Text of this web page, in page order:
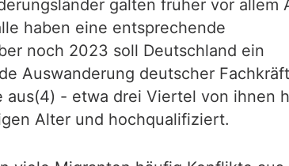
galten früher vor allem
haben eine entsprechende
noch 2023 soll Deutschland ein
Auswanderung deutscher
- etwa drei Viertel von ihnen
Alter und hochqualifiziert.